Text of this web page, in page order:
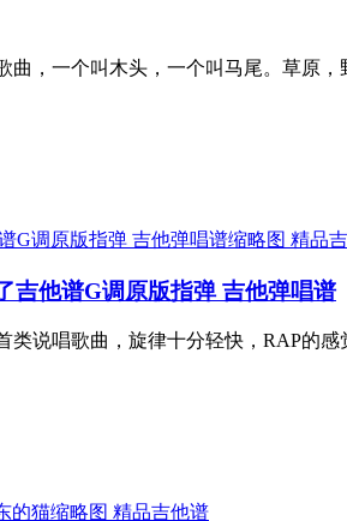
，一个叫木头，一个叫马尾。草原
精品
吉他谱G调原版指弹 吉他弹唱谱
类说唱歌曲，旋律十分轻快，RAP的
精品吉他谱